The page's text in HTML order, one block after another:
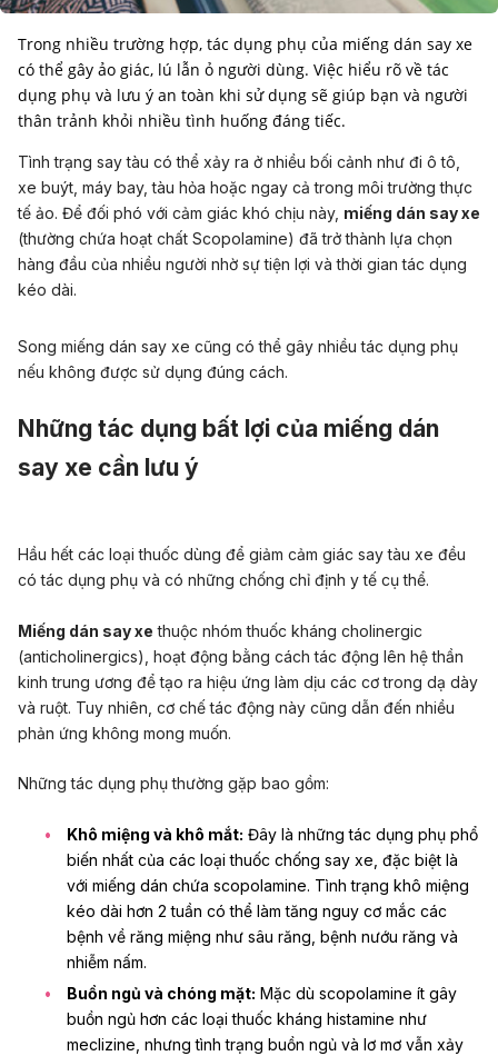
Trong nhiều trường hợp, tác dụng phụ của miếng dán say xe
có thể gây ảo giác, lú lẫn ỏ người dùng. Việc hiểu rõ về tác
dụng phụ và lưu ý an toàn khi sử dụng sẽ giúp bạn và người
thân trảnh khỏi nhiều tình huống đáng tiếc.
Tình trạng say tàu có thể xảy ra ở nhiều bối cảnh như đi ô tô,
xe buýt, máy bay, tàu hỏa hoặc ngay cả trong môi trường thực
tế ảo. Để đối phó với cảm giác khó chịu này, miếng dán say xe
(thường chứa hoạt chất Scopolamine) đã trở thành lựa chọn
hàng đầu của nhiều người nhờ sự tiện lợi và thời gian tác dụng
kéo dài.
Song miếng dán say xe cũng có thể gây nhiều tác dụng phụ
nếu không được sử dụng đúng cách.
Những tác dụng bất lợi của miếng dán
say xe cần lưu ý
Hầu hết các loại thuốc dùng để giảm cảm giác say tàu xe đều
có tác dụng phụ và có những chống chỉ định y tế cụ thể.
Miếng dán say xe thuộc nhóm thuốc kháng cholinergic
(anticholinergics), hoạt động bằng cách tác động lên hệ thần
kinh trung ương để tạo ra hiệu ứng làm dịu các cơ trong dạ dày
và ruột. Tuy nhiên, cơ chế tác động này cũng dẫn đến nhiều
phản ứng không mong muốn.
Những tác dụng phụ thường gặp bao gồm:
Khô miệng và khô mắt: Đây là những tác dụng phụ phổ
biến nhất của các loại thuốc chống say xe, đặc biệt là
với miếng dán chứa scopolamine. Tình trạng khô miệng
kéo dài hơn 2 tuần có thể làm tăng nguy cơ mắc các
bệnh về răng miệng như sâu răng, bệnh nướu răng và
nhiễm nấm.
Buồn ngủ và chóng mặt: Mặc dù scopolamine ít gây
buồn ngủ hơn các loại thuốc kháng histamine như
meclizine, nhưng tình trạng buồn ngủ và lơ mơ vẫn xảy